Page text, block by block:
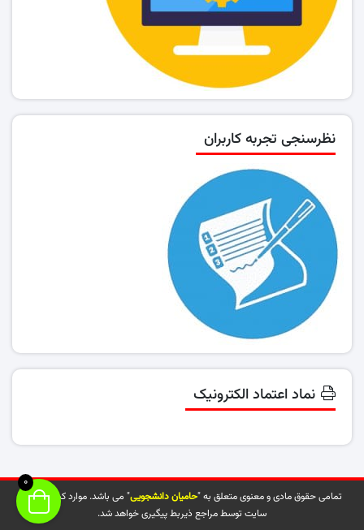
نظرسنجی تجربه کاربران
نماد اعتماد الکترونیک
تمامی حقوق مادی و معنوی متعلق به "حامیان دانشجویی" می باشد. موارد کپی شده از
سایت توسط مراجع ذیربط پیگیری خواهد شد.
0